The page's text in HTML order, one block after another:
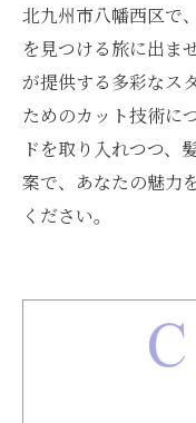
北九州市八幡西区で
を見つける旅に出ま
が提供する多彩なス
ためのカット技術に
ドを取り入れつつ、
案で、あなたの魅力
ください。